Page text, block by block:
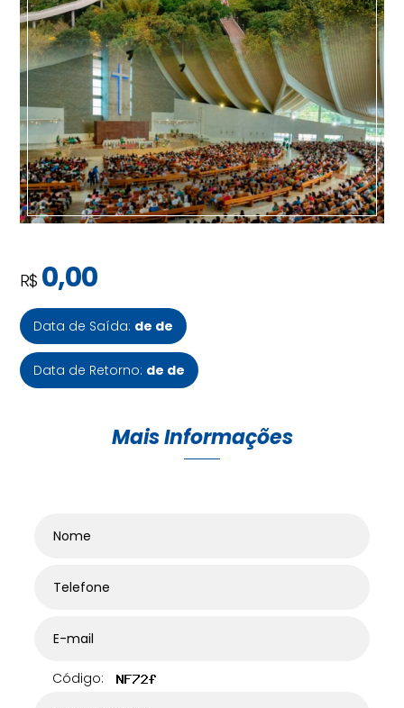
R$ 0,00
Data de Saída: de de
Data de Retorno: de de
Mais Informações
Código: